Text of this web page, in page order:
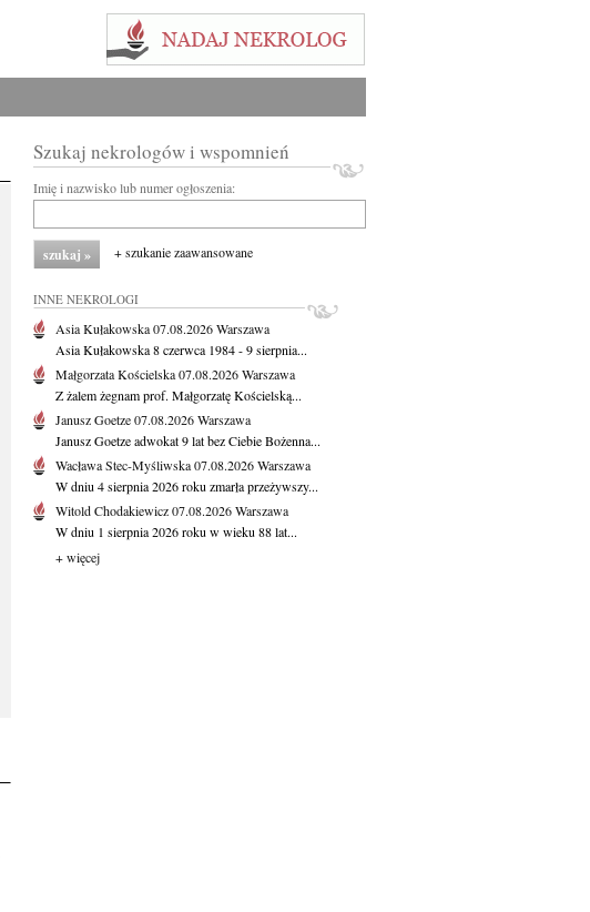
Szukaj nekrologów i wspomnień
Imię i nazwisko lub numer ogłoszenia:
+ szukanie zaawansowane
INNE NEKROLOGI
Asia Kułakowska07.08.2026Warszawa
Asia Kułakowska 8 czerwca 1984 - 9 sierpnia...
Małgorzata Kościelska07.08.2026Warszawa
Z żalem żegnam prof. Małgorzatę Kościelską...
Janusz Goetze07.08.2026Warszawa
Janusz Goetze adwokat 9 lat bez Ciebie Bożenna...
Wacława Stec-Myśliwska07.08.2026Warszawa
W dniu 4 sierpnia 2026 roku zmarła przeżywszy...
Witold Chodakiewicz07.08.2026Warszawa
W dniu 1 sierpnia 2026 roku w wieku 88 lat...
+ więcej